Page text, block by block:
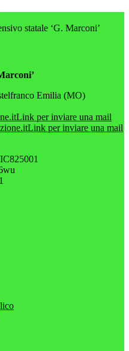
statale ‘G. Marconi’
Emilia (MO)
Link per inviare una mail
Link per inviare una mail